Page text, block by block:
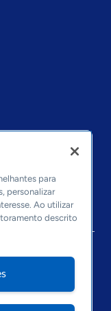
para
personalizar
Ao utilizar
descrito